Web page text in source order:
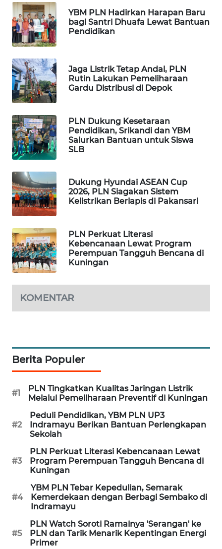
YBM PLN Hadirkan Harapan Baru
bagi Santri Dhuafa Lewat Bantuan
Pendidikan
Jaga Listrik Tetap Andal, PLN
Rutin Lakukan Pemeliharaan
Gardu Distribusi di Depok
PLN Dukung Kesetaraan
Pendidikan, Srikandi dan YBM
Salurkan Bantuan untuk Siswa
SLB
Dukung Hyundai ASEAN Cup
2026, PLN Siagakan Sistem
Kelistrikan Berlapis di Pakansari
PLN Perkuat Literasi
Kebencanaan Lewat Program
Perempuan Tangguh Bencana di
Kuningan
KOMENTAR
Berita Populer
#1
PLN Tingkatkan Kualitas Jaringan Listrik
Melalui Pemeliharaan Preventif di Kuningan
#2
Peduli Pendidikan, YBM PLN UP3
Indramayu Berikan Bantuan Perlengkapan
Sekolah
#3
PLN Perkuat Literasi Kebencanaan Lewat
Program Perempuan Tangguh Bencana di
Kuningan
#4
YBM PLN Tebar Kepedulian, Semarak
Kemerdekaan dengan Berbagi Sembako di
Indramayu
#5
PLN Watch Soroti Ramainya 'Serangan' ke
PLN dan Tarik Menarik Kepentingan Energi
Primer
TAPANULI
UTARA
WN
WN
PADANG
LAWAS
WN
SUMEDANG
WN
CIANJUR
WN
KEPULAUAN
WN
TANGERANG
WN
BINJAI
WN
WN
KUNINGAN
WN
MAJALENGKA
WN
WN
WN